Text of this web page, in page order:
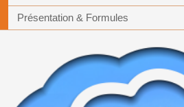
Présentation & Formules